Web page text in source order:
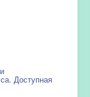
Доступная